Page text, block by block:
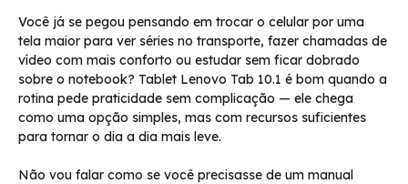
Você já se pegou pensando em trocar o celular por uma
tela maior para ver séries no transporte, fazer chamadas de
vídeo com mais conforto ou estudar sem ficar dobrado
sobre o notebook? Tablet Lenovo Tab 10.1 é bom quando a
rotina pede praticidade sem complicação — ele chega
como uma opção simples, mas com recursos suficientes
para tornar o dia a dia mais leve.
Não vou falar como se você precisasse de um manual